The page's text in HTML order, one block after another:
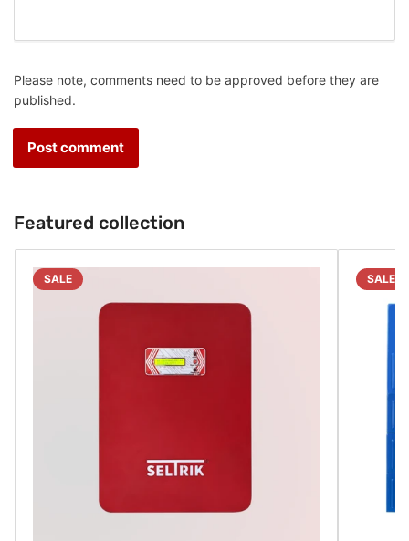
Please note, comments need to be approved before they are
published.
Featured collection
SALE SALE